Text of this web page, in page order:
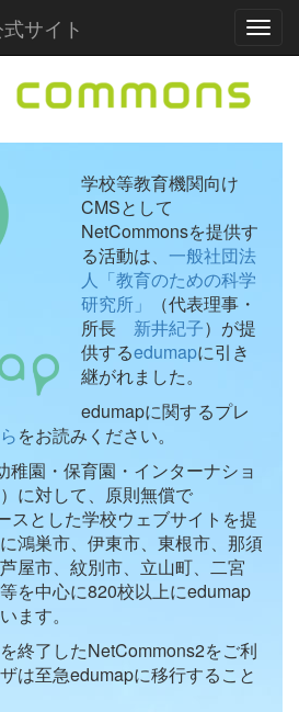
サイト
学校等教育機関向け
CMSとして
NetCommonsを提供す
る活動は、 一般社団法
人「教育のための科学
研究所」
（代表理事・
所長 新井紀子）が提
供するedumapに引き
継がれました。
edumapに関するプレ
をお読みください。
稚園・保育園・インターナショ
に対して、原則無償で
スとした学校ウェブサイトを提
鴻巣市、伊東市、東根市、那須
屋市、紋別市、立山町、二宮
を中心に820校以上にedumap
ます。
終了したNetCommons2をご利
は至急edumapに移行すること